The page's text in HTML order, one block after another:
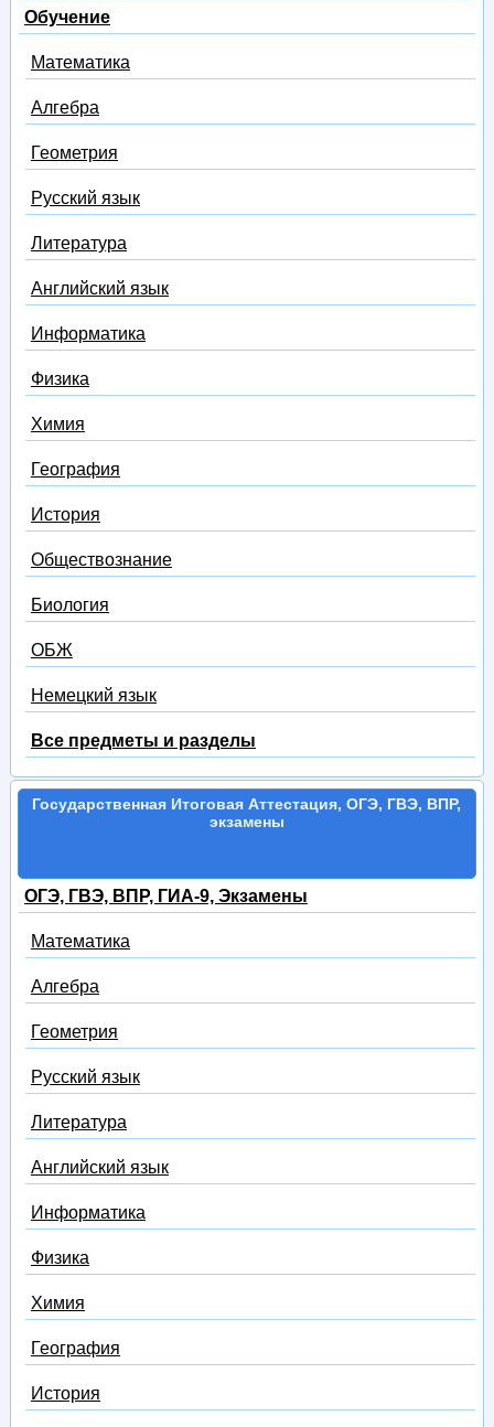
Обучение
Математика
Алгебра
Геометрия
Русский язык
Литература
Английский язык
Информатика
Физика
Химия
География
История
Обществознание
Биология
ОБЖ
Немецкий язык
Все предметы и разделы
Государственная Итоговая Аттестация, ОГЭ, ГВЭ, ВПР,
экзамены
ОГЭ, ГВЭ, ВПР, ГИА-9, Экзамены
Математика
Алгебра
Геометрия
Русский язык
Литература
Английский язык
Информатика
Физика
Химия
География
История